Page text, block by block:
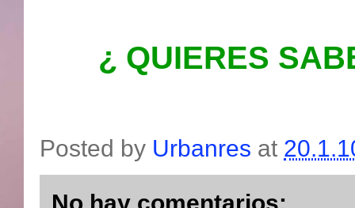
¿ QUIERES
Posted by Urbanres at
No hay comentarios: